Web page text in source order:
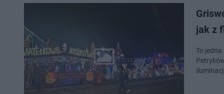
jak z
To
iluminacji.